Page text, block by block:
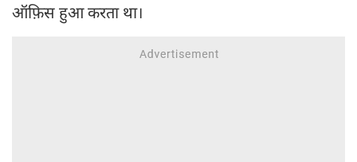
ऑफ़िस हुआ करता था।